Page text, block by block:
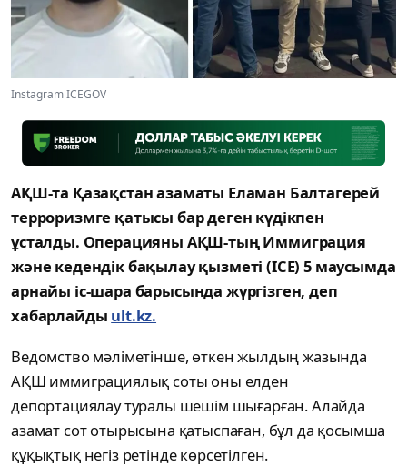
Instagram ICEGOV
АҚШ-та Қазақстан азаматы Еламан Балтагерей
терроризмге қатысы бар деген күдікпен
ұсталды. Операцияны АҚШ-тың Иммиграция
және кедендік бақылау қызметі (ICE) 5 маусымда
арнайы іс-шара барысында жүргізген, деп
хабарлайды ult.kz.
Ведомство мәліметінше, өткен жылдың жазында
АҚШ иммиграциялық соты оны елден
депортациялау туралы шешім шығарған. Алайда
азамат сот отырысына қатыспаған, бұл да қосымша
құқықтық негіз ретінде көрсетілген.